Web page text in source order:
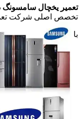
تعمیر یخچال سامسونگ
تخصص اصلی شرکت
با